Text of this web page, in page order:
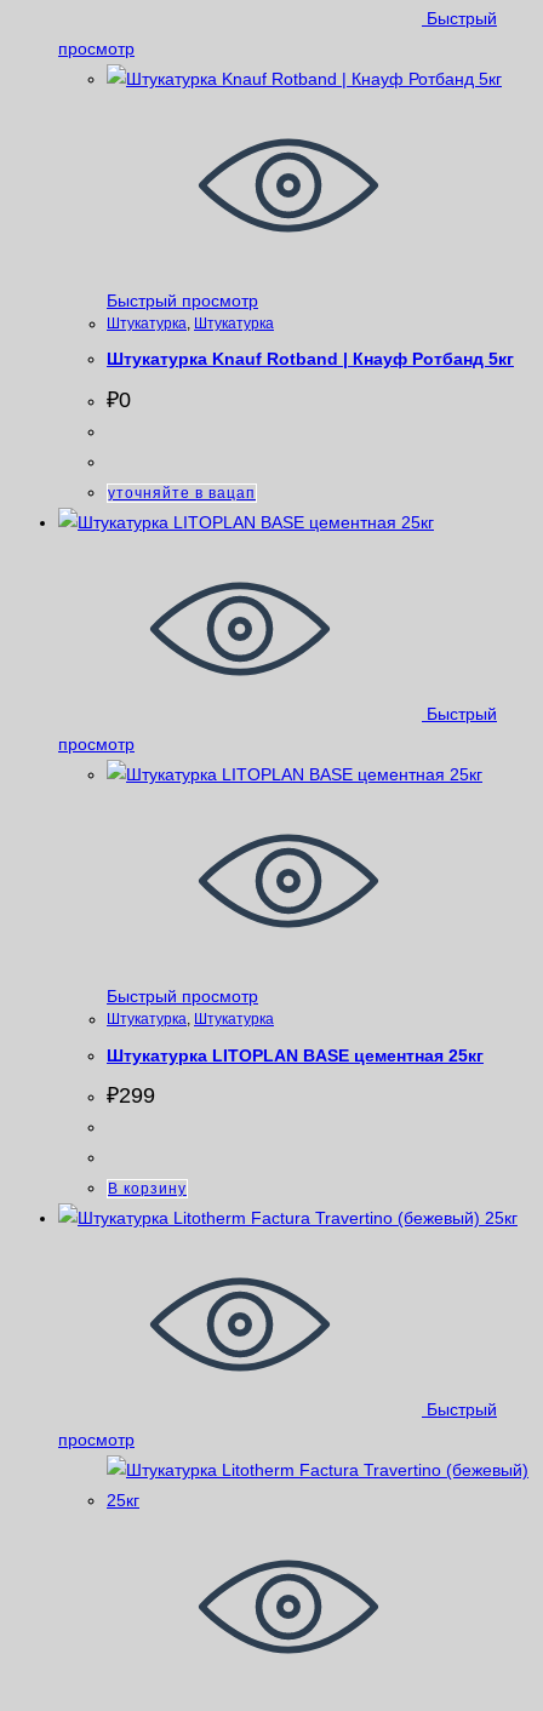
Быстрый
просмотр
Быстрый просмотр
Штукатурка, Штукатурка
Штукатурка Knauf Rotband | Кнауф Ротбанд 5кг
₽0
уточняйте в вацап
Быстрый
просмотр
Быстрый просмотр
Штукатурка, Штукатурка
Штукатурка LITOPLAN BASE цементная 25кг
₽299
В корзину
Быстрый
просмотр